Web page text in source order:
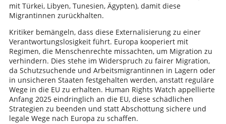
mit Türkei, Libyen, Tunesien, Ägypten), damit diese
Migrantinnen zurückhalten.
Kritiker bemängeln, dass diese Externalisierung zu einer
Verantwortungslosigkeit führt. Europa kooperiert mit
Regimen, die Menschenrechte missachten, um Migration zu
verhindern. Dies stehe im Widerspruch zu fairer Migration,
da Schutzsuchende und Arbeitsmigrantinnen in Lagern oder
in unsicheren Staaten festgehalten werden, anstatt reguläre
Wege in die EU zu erhalten. Human Rights Watch appellierte
Anfang 2025 eindringlich an die EU, diese schädlichen
Strategien zu beenden und statt Abschottung sichere und
legale Wege nach Europa zu schaffen.